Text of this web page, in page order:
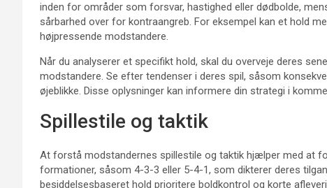
inden for områder som forsvar, hastighed eller dødbolde,
sårbarhed over for kontraangreb. For eksempel kan et hold
højpressende modstandere.
Når du analyserer et specifikt hold, skal du overveje deres
modstandere. Se efter tendenser i deres spil, såsom
øjeblikke. Disse oplysninger kan informere din strategi i
Spillestile og taktik
At forstå modstandernes spillestile og taktik hjælper med at
formationer, såsom 4-3-3 eller 5-4-1, som dikterer deres
besiddelsesbaseret hold prioritere boldkontrol og korte